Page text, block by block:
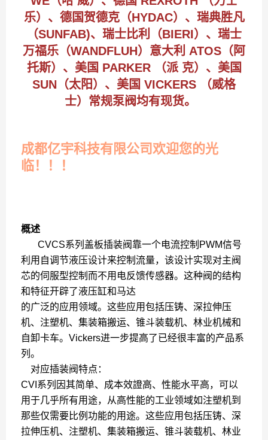
乐）、德国贺德克（HYDAC）、瑞典胜凡
（SUNFAB)、瑞士比利（BIERI）、瑞士
万福乐（WANDFLUH）意大利 ATOS（阿
托斯）、美国 PARKER （派 克）、美国
SUN（太阳）、美国 VICKERS （威格
士）常规泵阀均有现货。
成都亿宇科技有限公司欢迎您的光
临！！！
概述
CVCS系列盖板插装阀靠一个电流控制PWM信号
利用自调节液压设计来控制流量，该设计实现对主阀
芯的伺服型控制而不用电反馈传感器。这种阀的结构
和特征开辟了液压缸和马达
的广泛的应用领域。这些应用包括压铸、深拉伸压
机、注塑机、集装箱搬运、锥斗装载机、林业机械和
自卸卡车。Vickers进一步提高了已经很丰富的产品系
列。
对应插装阀特点：
CVI系列因其简单、成本效證高、性能水平高，可以
用于几乎所有用途，从高性能的工业领域如注塑机到
那些仅需要比例功能的用途。这些应用包括压铸、深
拉伸压机、注塑机、集装箱搬运、锥斗装载机、林业